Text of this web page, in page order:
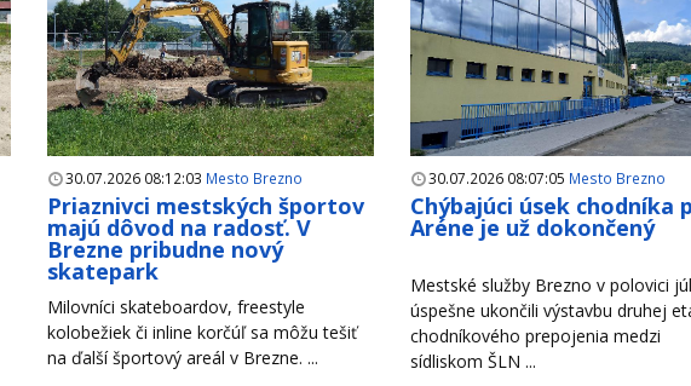
30.07.2026 08:12:03 Mesto Brezno
Priaznivci mestských športov
majú dôvod na radosť. V
Brezne pribudne nový
skatepark
Milovníci skateboardov, freestyle
kolobežiek či inline korčúľ sa môžu tešiť
na ďalší športový areál v Brezne. ...
30.07.2026 08:07:05 Mesto Brezno
Chýbajúci úsek chodníka
Aréne je už dokončený
Mestské služby Brezno v polovici
úspešne ukončili výstavbu druhej
chodníkového prepojenia medzi
sídliskom ŠLN ...